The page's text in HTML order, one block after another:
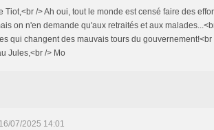
Tiot,<br /> Ah oui, tout le monde est censé faire des
on n'en demande qu'aux retraités et aux
qui changent des mauvais tours du
Jules,<br /> Mo
16/07/2025 14:01